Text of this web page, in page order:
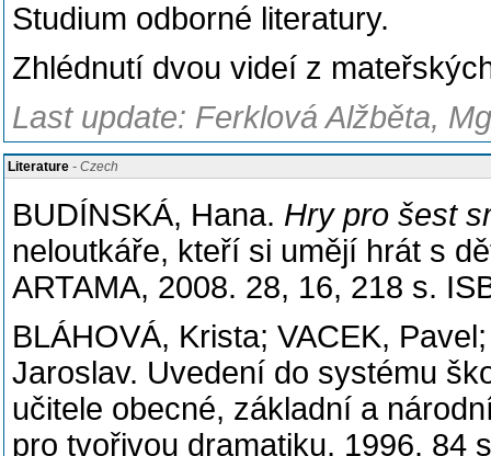
Studium odborné literatury.
Zhlédnutí dvou videí z
Last update: Ferklová Alžběta,
Literature - Czech
BUDÍNSKÁ, Hana. Hry pro šest
neloutkáře, kteří si umějí hrát s
ARTAMA, 2008. 28, 16, 218 s.
BLÁHOVÁ, Krista; VACEK,
Jaroslav. Uvedení do systému
učitele obecné, základní a
pro tvořivou dramatiku, 1996. 84